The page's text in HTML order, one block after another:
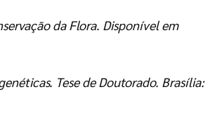
da Flora. Disponível em
Tese de Doutorado. Brasília: